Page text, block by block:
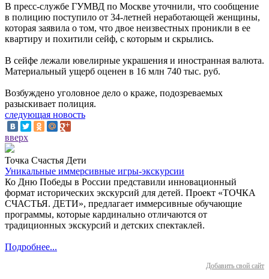
В пресс-службе ГУМВД по Москве уточнили, что сообщение
в полицию поступило от 34-летней неработающей женщины,
которая заявила о том, что двое неизвестных проникли в ее
квартиру и похитили сейф, с которым и скрылись.
В сейфе лежали ювелирные украшения и иностранная валюта.
Материальный ущерб оценен в 16 млн 740 тыс. руб.
Возбуждено уголовное дело о краже, подозреваемых
разыскивает полиция.
следующая новость
вверх
Точка Счастья Дети
Уникальные иммерсивные игры-экскурсии
Ко Дню Победы в России представили инновационный
формат исторических экскурсий для детей. Проект «ТОЧКА
СЧАСТЬЯ. ДЕТИ», предлагает иммерсивные обучающие
программы, которые кардинально отличаются от
традиционных экскурсий и детских спектаклей.
Подробнее...
Добавить свой сайт